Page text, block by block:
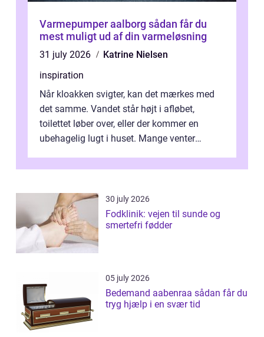
Varmepumper aalborg sådan får du
mest muligt ud af din varmeløsning
31 july 2026
Katrine Nielsen
inspiration
Når kloakken svigter, kan det mærkes med
det samme. Vandet står højt i afløbet,
toilettet løber over, eller der kommer en
ubehagelig lugt i huset. Mange venter
30 july 2026
Fodklinik: vejen til sunde og
smertefri fødder
05 july 2026
Bedemand aabenraa sådan får du
tryg hjælp i en svær tid